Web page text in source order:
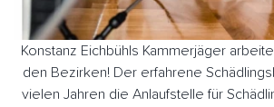
Konstanz Eichbühls Kammerjäger
den Bezirken! Der erfahrene
vielen Jahren die Anlaufstelle für